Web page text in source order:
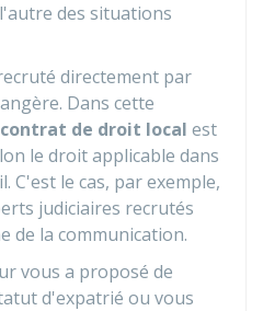
des situations
directement par
Dans cette
contrat de droit local est
le droit applicable dans
C'est le cas, par exemple,
judiciaires recrutés
de la communication.
vous a proposé de
d'expatrié ou vous